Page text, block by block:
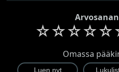
☆☆☆☆☆
Omassa